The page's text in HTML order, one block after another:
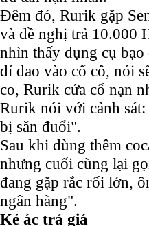
Đêm đó, Rurik gặp
và đề nghị trả 10.000
nhìn thấy dụng cụ
dí dao vào cổ cô, nói
co, Rurik cứa cổ nạn
Rurik nói với cảnh
bị săn đuổi".
Sau khi dùng thêm
nhưng cuối cùng lại
đang gặp rắc rối lớn,
ngân hàng".
Kẻ ác trả giá